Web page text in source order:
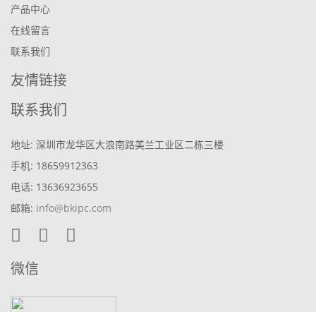
产品中心
在线留言
联系我们
友情链接
联系我们
地址: 深圳市龙华区大浪南路美兰工业区二栋三楼
手机: 18659912363
电话: 13636923655
邮箱: info@bkipc.com
微信